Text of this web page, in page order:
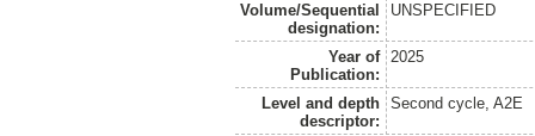
Volume/Sequential
designation:
UNSPECIFIED
Year of
Publication:
2025
Level and depth
descriptor:
Second cycle, A2E